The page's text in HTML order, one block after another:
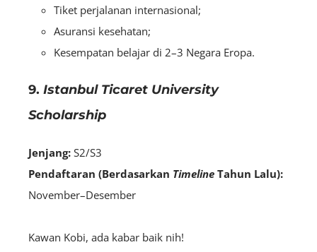
Tiket perjalanan internasional;
Asuransi kesehatan;
Kesempatan belajar di 2–3 Negara Eropa.
9. Istanbul Ticaret University
Scholarship
Jenjang: S2/S3
Pendaftaran (Berdasarkan Timeline Tahun Lalu):
November–Desember
Kawan Kobi, ada kabar baik nih!